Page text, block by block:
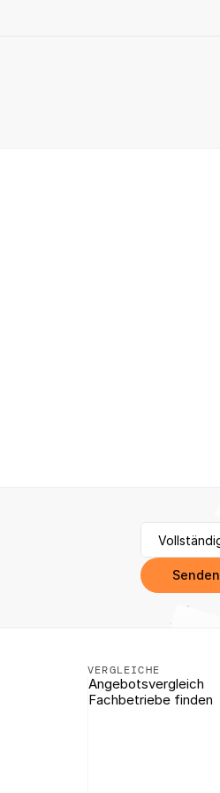
Senden
VERGLEICHE
Angebotsvergleich
Fachbetriebe finden